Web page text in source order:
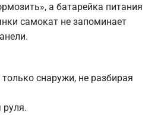
а батарейка питания
самокат не запоминает
снаружи, не разбирая
руля.